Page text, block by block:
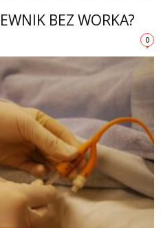
BEZ WORKA?
0